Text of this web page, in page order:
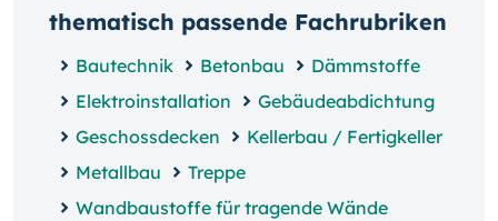
thematisch passende Fachrubriken
Bautechnik Betonbau
Dämmstoffe
Elektroinstallation
Gebäudeabdichtung
Geschossdecken
Kellerbau / Fertigkeller
Metallbau
Treppe
Wandbaustoffe für tragende Wände